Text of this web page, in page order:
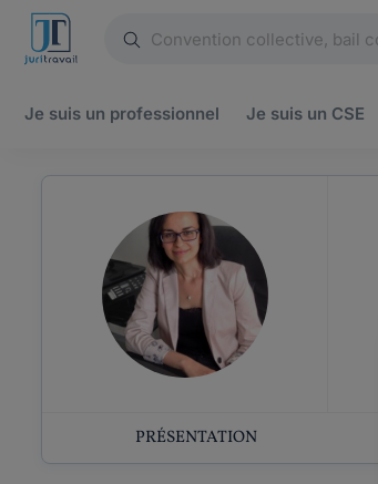
Je suis un professionnel Je suis un CSE
PRÉSENTATION